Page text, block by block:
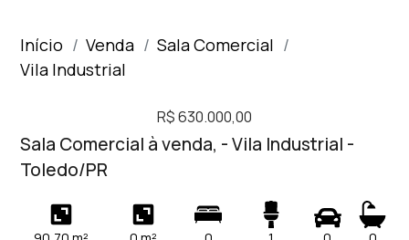
Início Venda
Sala Comercial
Vila Industrial
R$ 630.000,00
Sala Comercial à venda, - Vila Industrial -
Toledo/PR